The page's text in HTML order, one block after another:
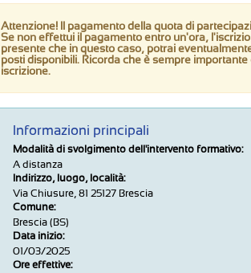
Attenzione! Il pagamento della quota di
Se non effettui il pagamento entro un'ora,
presente che in questo caso, potrai
posti disponibili. Ricorda che è sempre
iscrizione.
Informazioni principali
Modalità di svolgimento dell'intervento formativo:
A distanza
Indirizzo, luogo, località:
Via Chiusure, 81 25127 Brescia
Comune:
Brescia (BS)
Data inizio:
01/03/2025
Ore effettive: